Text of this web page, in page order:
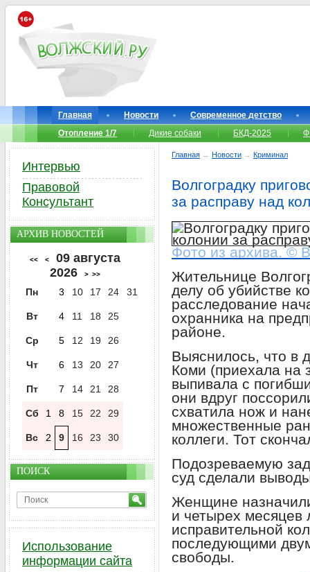
Главная Новости
Современное детство
Отопление 1/7
Дикие собаки БКД-2025
Главная → Новости → Криминал
Волгоградку
за расправу над
Фото из архива. ©
Жительнице
делу об убийстве
расследование
охранника на
районе.
Выяснилось, что в
Коми (приехала на
выпивала с
они вдруг
схватила нож и
множественные
коллеги. Тот
Подозреваемую
суд сделали
Женщине
и четырех
исправительной
последующими
свободы.
Интервью
Правовой
Консультант
АРХИВ НОВОСТЕЙ
<< <
09 августа
2026
> >>
Пн 3 10 17 24 31
Вт 4 11 18 25
Ср 5 12 19 26
Чт 6 13 20 27
Пт 7 14 21 28
Сб 1 8 15 22 29
Вс 2 9 16 23 30
ПОИСК
Использование
информации сайта